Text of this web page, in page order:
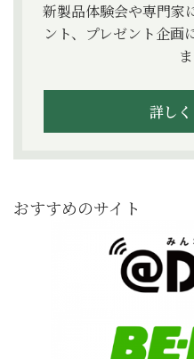
新製品体験会や専門家
ント、プレゼント企画
詳し
おすすめのサイト